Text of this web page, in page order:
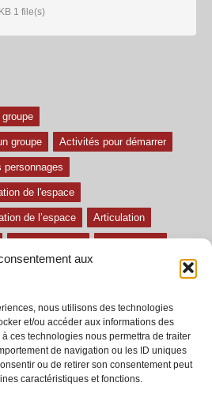
aux
nous utilisons des technologies
et/ou accéder aux informations des
ces technologies nous permettra de traiter
de navigation ou les ID uniques
ou de retirer son consentement peut
caractéristiques et fonctions.
1 file(s)
groupe Activités pour démarrer
de l'espace
de l’espace Articulation
Exercices difficiles
pour enfant Sans paroles
tous les exercices